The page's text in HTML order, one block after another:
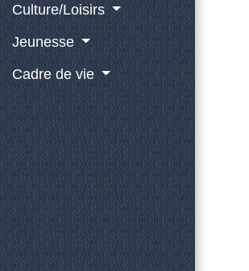
Culture/Loisirs
Jeunesse
Cadre de vie